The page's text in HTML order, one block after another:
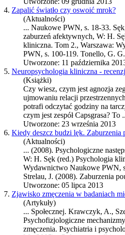
4. Zapalić światło czy oswoić mrok?
(Aktualności)
... Naukowe PWN, s. 18-33.
zaburzeń afektywnych, W: H.
kliniczna. Tom 2., Warszawa:
PWN, s. 100-119. Tonello, G.
Utworzone: 11 października
5. Neuropsychologia kliniczna -
(Książki)
Czy wiesz, czym jest agnozja
ujmowaniu relacji
potrafi odczytać godziny na
czym jest zespół Capsgrasa? To
Utworzone: 23 września 2013
6. Kiedy deszcz budzi lęk. Zaburzenia
(Aktualności)
... (2008). Psychologiczne
W: H. Sęk (red.) Psychologia
Wydawnictwo Naukowe PWN,
Strelau, J. (2008). Zaburzenia
Utworzone: 05 lipca 2013
7. Zjawisko zmęczenia w badaniach
(Artykuły)
... Społecznej. Krawczyk, A.,
Psychofizjologiczne
zmęczenia. Psychiatria i